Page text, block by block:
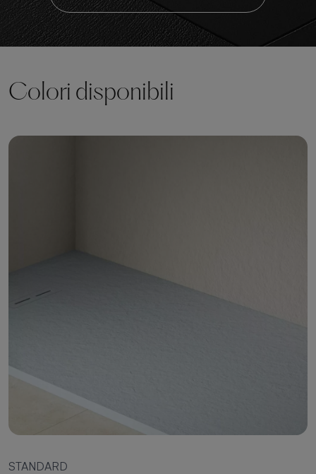
Colori disponibili
STANDARD